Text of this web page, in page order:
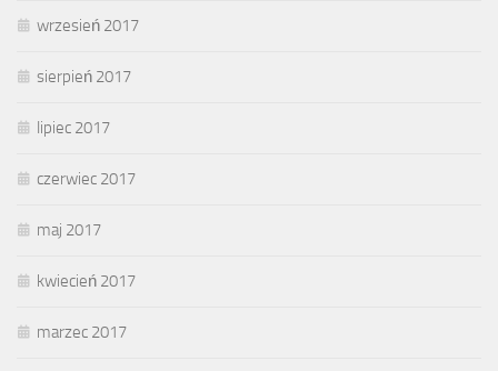
wrzesień 2017
sierpień 2017
lipiec 2017
czerwiec 2017
maj 2017
kwiecień 2017
marzec 2017